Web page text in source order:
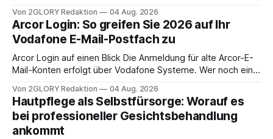
abwesenheiten und die gesamte kommunikation rund um
Ihr personal digital zu organisieren. In diesem Leitfaden
erfahren Sie alles, was Sie für einen reibungslosen Einstieg
brauchen, von der Registrierung
Von 2GLORY Redaktion 04 Aug. 2026
Arcor Login: So greifen Sie 2026 auf Ihr
Vodafone E-Mail-Postfach zu
Arcor Login auf einen Blick Die Anmeldung für alte Arcor-E-
Mail-Konten erfolgt über Vodafone Systeme. Wer noch eine
besitzt, loggt sich heute über das Vodafone E-Mail & Cloud
Portal ein. Der klassische Arcor Login über mail.
Von 2GLORY Redaktion 04 Aug. 2026
Hautpflege als Selbstfürsorge: Worauf es
bei professioneller Gesichtsbehandlung
ankommt